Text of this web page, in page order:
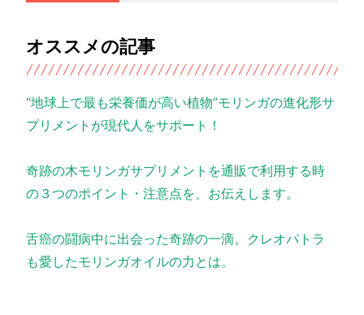
オススメの記事
“地球上で最も栄養価が高い植物”モリンガの進化形サ
プリメントが現代人をサポート！
奇跡の木モリンガサプリメントを通販で利用する時
の３つのポイント・注意点を、お伝えします。
舌癌の闘病中に出会った奇跡の一滴。クレオパトラ
も愛したモリンガオイルの力とは。